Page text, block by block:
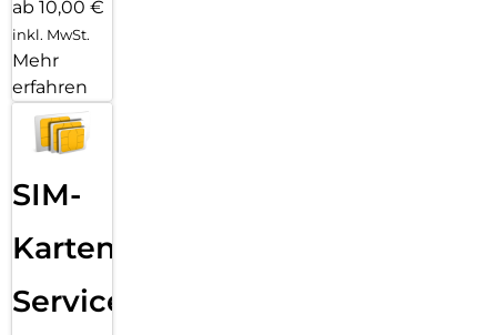
ab 10,00 €
inkl. MwSt.
Mehr
erfahren
SIM-
Karten
Service: